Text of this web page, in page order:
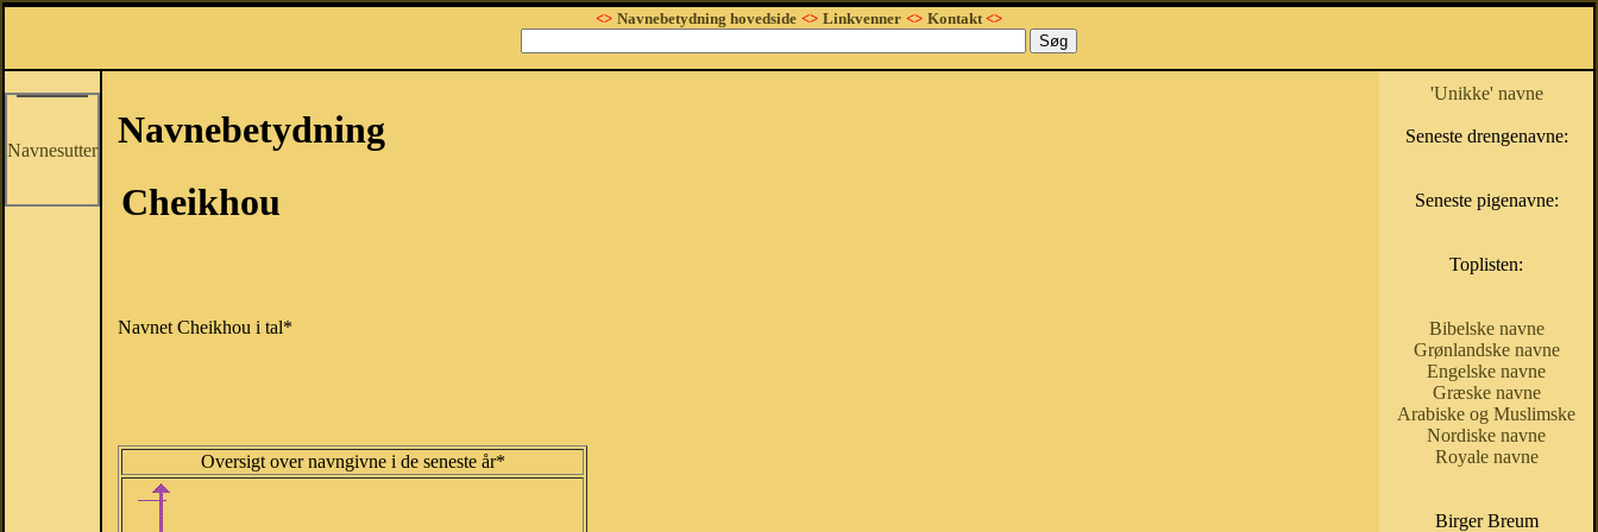
<> Navnebetydning hovedside <> Linkvenner <> Kontakt<>
Navnesutter
Navnebetydning
Cheikhou
Navnet Cheikhou i tal*
Oversigt over navngivne i de seneste år*
'Unikke' navne
Seneste drengenavne:
Seneste pigenavne:
Toplisten:
Bibelske navne
Grønlandske navne
Engelske navne
Græske navne
Arabiske og Muslimske
Nordiske navne
Royale navne
Birger Breum